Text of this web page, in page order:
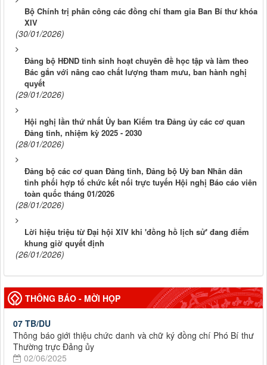
Bộ Chính trị phân công các đồng chí tham gia Ban Bí thư khóa
XIV
(30/01/2026)
Đảng bộ HĐND tỉnh sinh hoạt chuyên đề học tập và làm theo
Bác gắn với nâng cao chất lượng tham mưu, ban hành nghị
quyết
(29/01/2026)
Hội nghị lần thứ nhất Ủy ban Kiểm tra Đảng ủy các cơ quan
Đảng tỉnh, nhiệm kỳ 2025 - 2030
(28/01/2026)
Đảng bộ các cơ quan Đảng tỉnh, Đảng bộ Uỷ ban Nhân dân
tỉnh phối hợp tổ chức kết nối trực tuyến Hội nghị Báo cáo viên
toàn quốc tháng 01/2026
(28/01/2026)
Lời hiệu triệu từ Đại hội XIV khi 'đồng hồ lịch sử' đang điểm
khung giờ quyết định
(26/01/2026)
THÔNG BÁO - MỜI HỌP
07 TB/DU
Thông báo giới thiệu chức danh và chữ ký đồng chí Phó Bí thư
Thường trực Đảng ủy
02/06/2025